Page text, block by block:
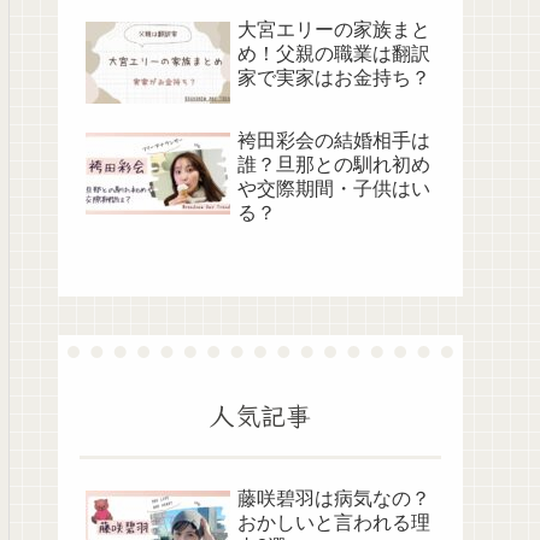
大宮エリーの家族まと
め！父親の職業は翻訳
家で実家はお金持ち？
袴田彩会の結婚相手は
誰？旦那との馴れ初め
や交際期間・子供はい
る？
人気記事
藤咲碧羽は病気なの？
おかしいと言われる理